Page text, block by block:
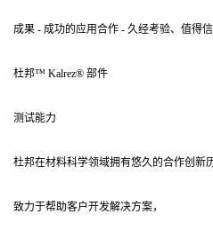
成果 - 成功的应用合作 - 久经考验、值得
杜邦™ Kalrez® 部件
测试能力
杜邦在材料科学领域拥有悠久的合作创新
致力于帮助客户开发解决方案，